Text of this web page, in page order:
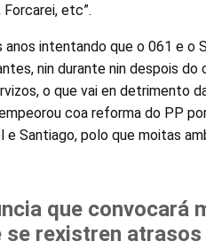
Forcarei, etc”.
intentando que o 061 e o
nin durante nin despois do
o que vai en detrimento
coa reforma do PP
e Santiago, polo que moitas
que convocará
se rexistren